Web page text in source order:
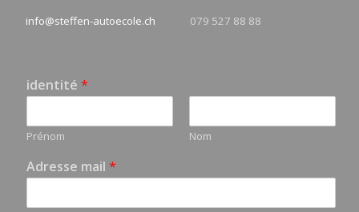
info@steffen-autoecole.ch 079 527 88 88
identité *
Prénom Nom
Adresse mail *